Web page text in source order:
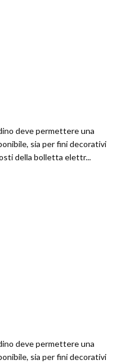
deve permettere una
sia per fini decorativi
della bolletta elettr...
deve permettere una
sia per fini decorativi